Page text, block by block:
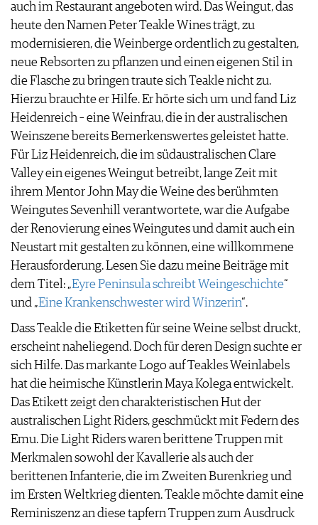
auch im Restaurant angeboten wird. Das Weingut, das
heute den Namen Peter Teakle Wines trägt, zu
modernisieren, die Weinberge ordentlich zu gestalten,
neue Rebsorten zu pflanzen und einen eigenen Stil in
die Flasche zu bringen traute sich Teakle nicht zu.
Hierzu brauchte er Hilfe. Er hörte sich um und fand Liz
Heidenreich – eine Weinfrau, die in der australischen
Weinszene bereits Bemerkenswertes geleistet hatte.
Für Liz Heidenreich, die im südaustralischen Clare
Valley ein eigenes Weingut betreibt, lange Zeit mit
ihrem Mentor John May die Weine des berühmten
Weingutes Sevenhill verantwortete, war die Aufgabe
der Renovierung eines Weingutes und damit auch ein
Neustart mit gestalten zu können, eine willkommene
Herausforderung. Lesen Sie dazu meine Beiträge mit
dem Titel: „Eyre Peninsula schreibt Weingeschichte“
und „Eine Krankenschwester wird Winzerin“.
Dass Teakle die Etiketten für seine Weine selbst druckt,
erscheint naheliegend. Doch für deren Design suchte er
sich Hilfe. Das markante Logo auf Teakles Weinlabels
hat die heimische Künstlerin Maya Kolega entwickelt.
Das Etikett zeigt den charakteristischen Hut der
australischen Light Riders, geschmückt mit Federn des
Emu. Die Light Riders waren berittene Truppen mit
Merkmalen sowohl der Kavallerie als auch der
berittenen Infanterie, die im Zweiten Burenkrieg und
im Ersten Weltkrieg dienten. Teakle möchte damit eine
Reminiszenz an diese tapfern Truppen zum Ausdruck